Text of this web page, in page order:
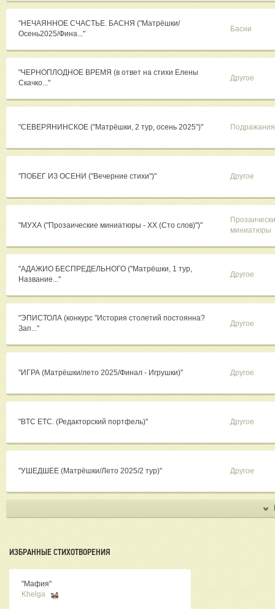
"НЕЧАЯННОЕ СЧАСТЬЕ. БАСНЯ ("Матрёшки/
Осень2025/Фина..."
Басни
"ЧЕРНОПЛОДНОЕ ВРЕМЯ (в ответ на стихи Елены
Скачко..."
Другое
"СЕВЕРЯНИНСКОЕ ("Матрёшки, 2 тур, осень 2025")" Подражания
"ПОБЕГ ИЗ ОСЕНИ ("Вечерние стихи")" Другое
"МУХА ("Прозаические миниатюры - XX (Сто слов)")"
миниатюры
"АДАЖИО БЕСПРЕДЕЛЬНОГО ("Матрёшки, 1 тур,
Название..."
Другое
"ЭПИСТОЛА (конкурс "История столетий постоянна?
Зап..."
Другое
"ИГРА (Матрёшки/лето 2025/Финал - Игрушки)" Другое
"BTC ETC. (Редакторский портфель)" Другое
"УШЕДШЕЕ (Матрёшки/Лето 2025/2 тур)" Другое
ИЗБРАННЫЕ СТИХОТВОРЕНИЯ
"Мафия"
Khelga